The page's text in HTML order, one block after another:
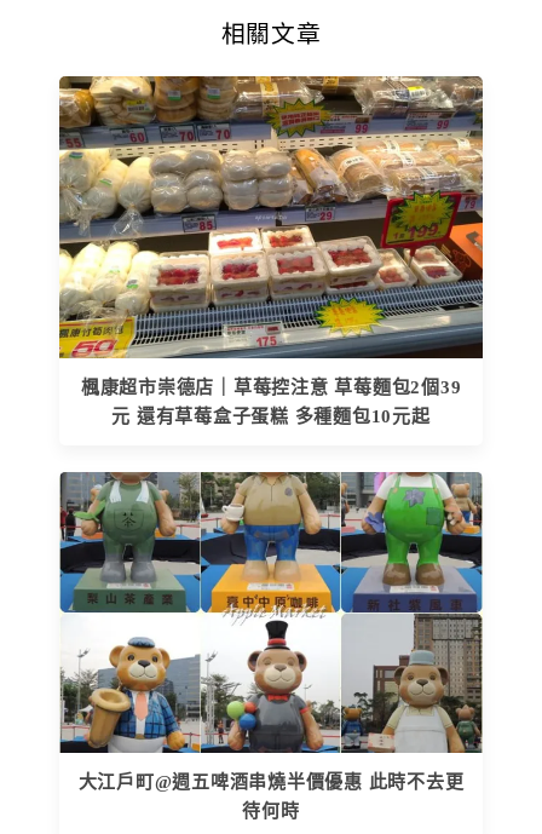
相關文章
楓康超市崇德店｜草莓控注意 草莓麵包2個39
元 還有草莓盒子蛋糕 多種麵包10元起
大江戶町@週五啤酒串燒半價優惠 此時不去更
待何時